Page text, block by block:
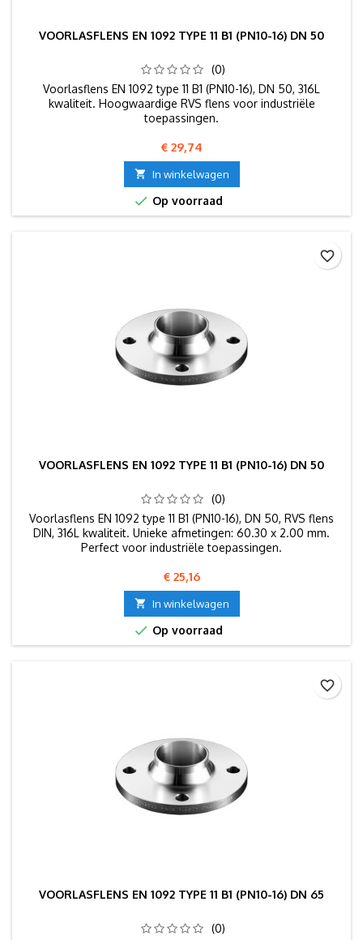
VOORLASFLENS EN 1092 TYPE 11 B1 (PN10-16) DN 50
(0)
Voorlasflens EN 1092 type 11 B1 (PN10-16), DN 50, 316L
kwaliteit. Hoogwaardige RVS flens voor industriële
toepassingen.
Prijs
€ 29,74
 In winkelwagen
 Op voorraad
VOORLASFLENS EN 1092 TYPE 11 B1 (PN10-16) DN 50
(0)
Voorlasflens EN 1092 type 11 B1 (PN10-16), DN 50, RVS flens
DIN, 316L kwaliteit. Unieke afmetingen: 60.30 x 2.00 mm.
Perfect voor industriële toepassingen.
Prijs
€ 25,16
 In winkelwagen
 Op voorraad
favorite_border
VOORLASFLENS EN 1092 TYPE 11 B1 (PN10-16) DN 65
(0)
favorite_border